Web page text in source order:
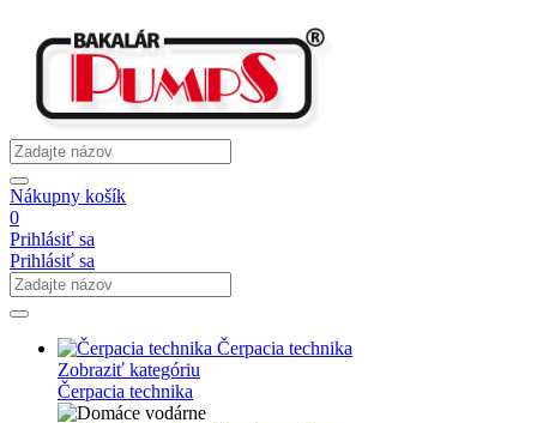
Nákupny košík
0
Prihlásiť sa
Prihlásiť sa
Čerpacia technika
Zobraziť kategóriu
Čerpacia technika